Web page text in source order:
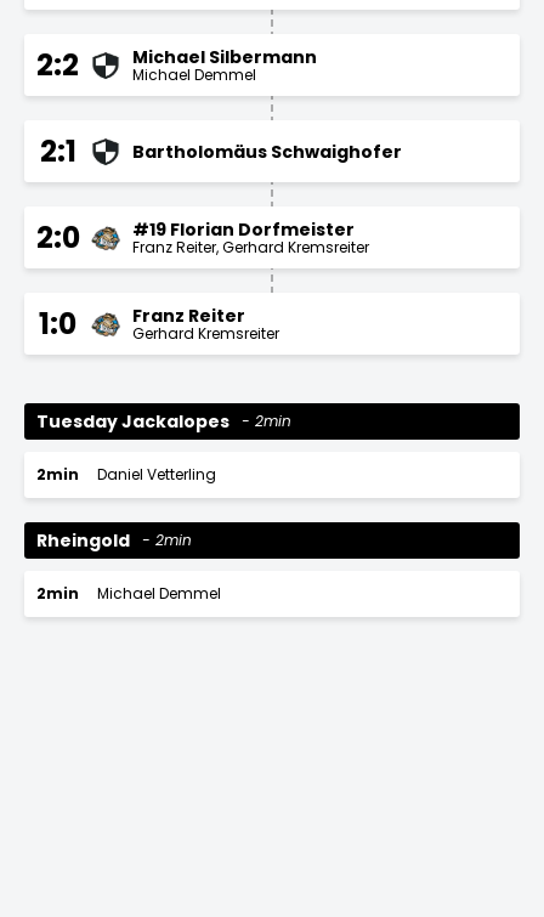
2:2 Michael Silbermann
Michael Demmel
2:1 Bartholomäus Schwaighofer
2:0 #19 Florian Dorfmeister
Franz Reiter Gerhard Kremsreiter
1:0 Franz Reiter
Gerhard Kremsreiter
Tuesday Jackalopes 2min
2min Daniel Vetterling
Rheingold 2min
2min Michael Demmel